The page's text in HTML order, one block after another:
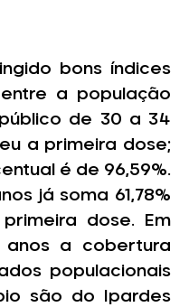
bons índices
a população
de 30 a 34
a primeira dose;
é de 96,59%.
já soma 61,78%
dose. Em
a cobertura
populacionais
são do Ipardes